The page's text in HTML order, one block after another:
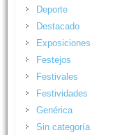
Deporte
Destacado
Exposiciones
Festejos
Festivales
Festividades
Genérica
Sin categoría